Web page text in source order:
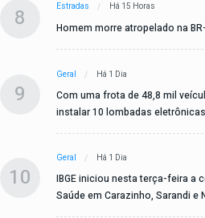
8 Estradas Há 15 Horas
Homem morre atropelado na
9
Geral Há 1 Dia
Com uma frota de 48,8 mil
instalar 10 lombadas eletrônicas
10
Geral Há 1 Dia
IBGE iniciou nesta terça-feira a
Saúde em Carazinho, Sarandi e